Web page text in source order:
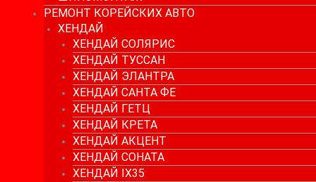
РЕМОНТ КОРЕЙСКИХ АВТО
ХЕНДАЙ
ХЕНДАЙ СОЛЯРИС
ХЕНДАЙ ТУССАН
ХЕНДАЙ ЭЛАНТРА
ХЕНДАЙ САНТА ФЕ
ХЕНДАЙ ГЕТЦ
ХЕНДАЙ КРЕТА
ХЕНДАЙ АКЦЕНТ
ХЕНДАЙ СОНАТА
ХЕНДАЙ IX35